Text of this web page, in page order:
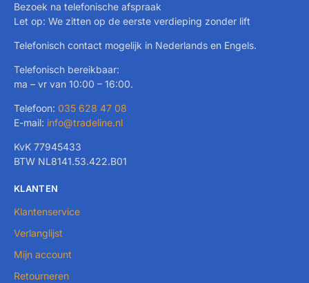
Bezoek na telefonische afspraak
Let op: We zitten op de eerste verdieping zonder lift
Telefonisch contact mogelijk in Nederlands en Engels.
Telefonisch bereikbaar:
ma – vr van 10:00 – 16:00.
Telefoon: 035 628 47 08
E-mail: info@tradeline.nl
KvK 77945433
BTW NL8141.53.422.B01
KLANTEN
Klantenservice
Verlanglijst
Mijn account
Retourneren